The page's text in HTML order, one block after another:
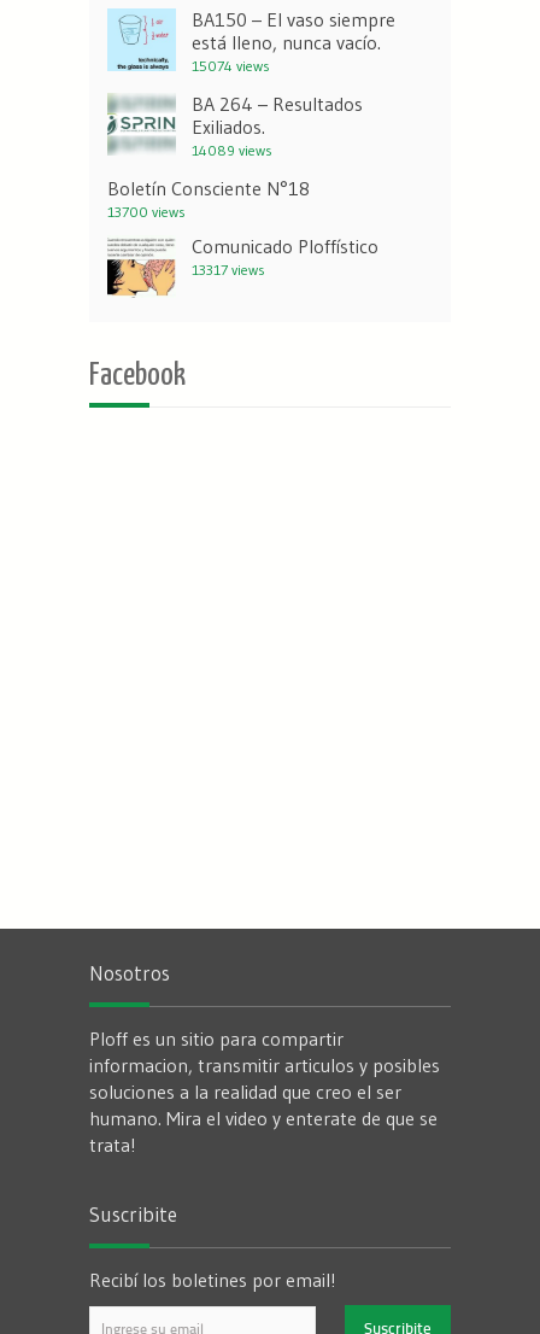
BA150 – El vaso siempre
está lleno, nunca vacío.
15074 views
BA 264 – Resultados
Exiliados.
14089 views
Boletín Consciente N°18
13700 views
Comunicado Ploffístico
13317 views
Facebook
Nosotros
Ploff es un sitio para compartir
informacion, transmitir articulos y posibles
soluciones a la realidad que creo el ser
humano. Mira el video y enterate de que se
trata!
Suscribite
Recibí los boletines por email!